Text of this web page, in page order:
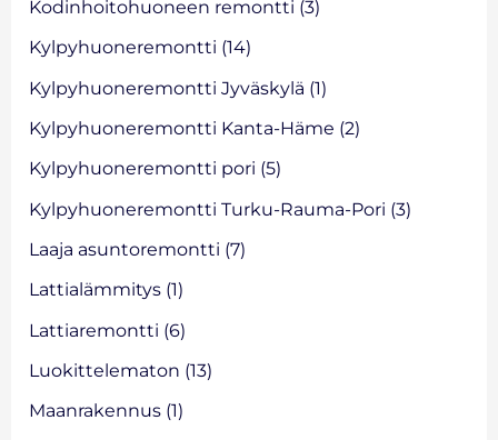
Kodinhoitohuoneen remontti (3)
Kylpyhuoneremontti (14)
Kylpyhuoneremontti Jyväskylä (1)
Kylpyhuoneremontti Kanta-Häme (2)
Kylpyhuoneremontti pori (5)
Kylpyhuoneremontti Turku-Rauma-Pori (3)
Laaja asuntoremontti (7)
Lattialämmitys (1)
Lattiaremontti (6)
Luokittelematon (13)
Maanrakennus (1)